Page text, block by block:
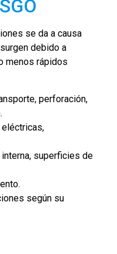
se da a causa
debido a
menos rápidos
perforación,
eléctricas,
superficies de
según su